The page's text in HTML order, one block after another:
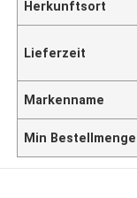
Herkunftsort
Lieferzeit
Markenname
Min Bestellmenge